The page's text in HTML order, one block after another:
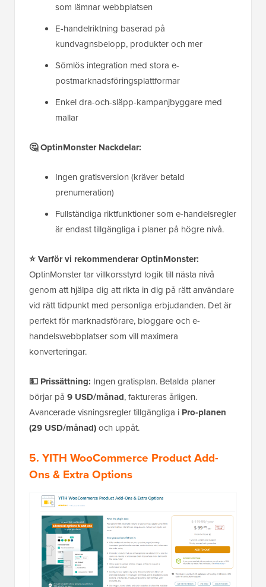
som lämnar webbplatsen
E-handelriktning baserad på
kundvagnsbelopp, produkter och mer
Sömlös integration med stora e-
postmarknadsföringsplattformar
Enkel dra-och-släpp-kampanjbyggare med
mallar
🤔 OptinMonster Nackdelar:
Ingen gratisversion (kräver betald
prenumeration)
Fullständiga riktfunktioner som e-handelsregler
är endast tillgängliga i planer på högre nivå.
⭐ Varför vi rekommenderar OptinMonster:
OptinMonster tar villkorsstyrd logik till nästa nivå
genom att hjälpa dig att rikta in dig på rätt användare
vid rätt tidpunkt med personliga erbjudanden. Det är
perfekt för marknadsförare, bloggare och e-
handelswebbplatser som vill maximera
konverteringar.
💵 Prissättning: Ingen gratisplan. Betalda planer
börjar på 9 USD/månad, faktureras årligen.
Avancerade visningsregler tillgängliga i Pro-planen
(29 USD/månad)och uppåt.
5. YITH WooCommerce Product Add-
Ons & Extra Options